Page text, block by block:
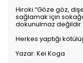
Hiroki “Göze göz,
sağlamak için
dokunulmaz değildir.
Herkes yaptığı
Yazar: Kei Koga